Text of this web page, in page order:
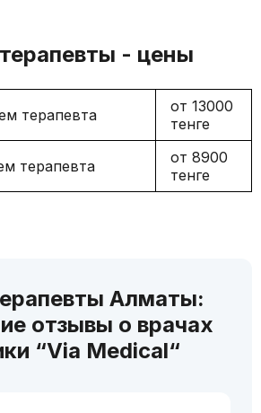
- цены
терапевта
от 13000
тенге
терапевта
от 8900
тенге
Алматы:
отзывы о врачах
“Via Medical“